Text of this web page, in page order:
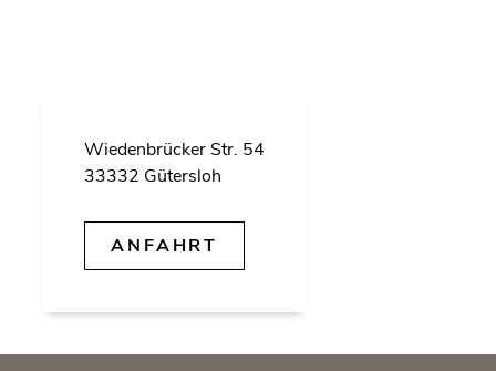
Wie­den­brü­cker Str. 54
33332 Gü­ters­loh
AN­FAHRT